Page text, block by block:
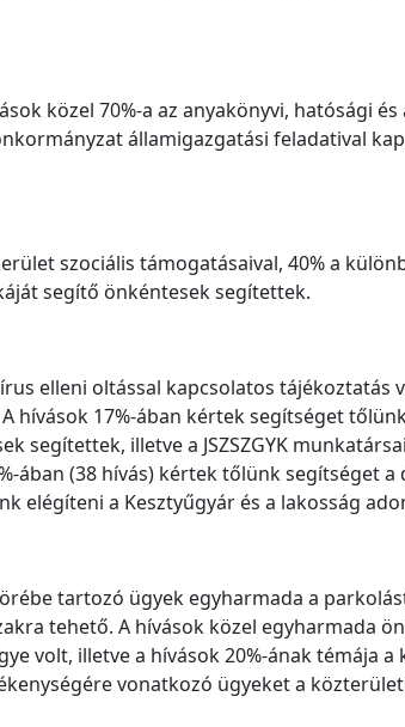
közel 70%-a az anyakönyvi, hatósági
államigazgatási feladatival
szociális támogatásaival, 40% a
segítő önkéntesek segítettek.
elleni oltással kapcsolatos tájékoztatás
hívások 17%-ában kértek segítséget
segítettek, illetve a JSZSZGYK
ában (38 hívás) kértek tőlünk segítséget
elégíteni a Kesztyűgyár és a lakosság
tartozó ügyek egyharmada a
tehető. A hívások közel egyharmada
volt, illetve a hívások 20%-ának témája
vonatkozó ügyeket a